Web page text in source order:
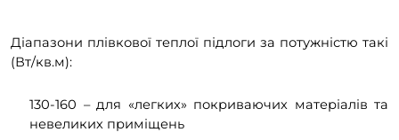
Діапазони плівкової теплої підлоги за потужністю такі
(Вт/кв.м):
130-160 – для «легких» покриваючих матеріалів та
невеликих приміщень